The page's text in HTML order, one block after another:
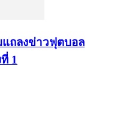
แถลงข่าวฟุตบอล
1